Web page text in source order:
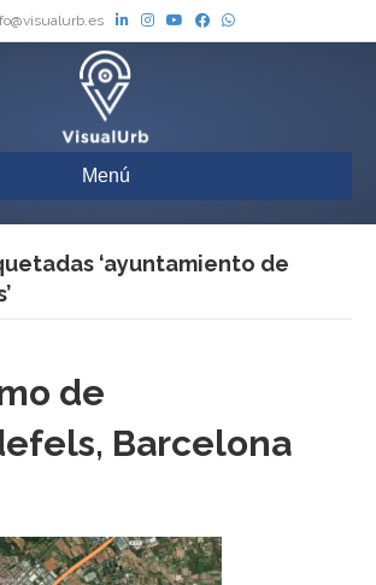
Menú
‘ayuntamiento de
de
Barcelona